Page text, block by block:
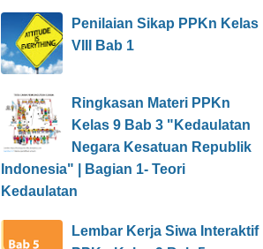
Penilaian Sikap PPKn Kelas
VIII Bab 1
Ringkasan Materi PPKn
Kelas 9 Bab 3 "Kedaulatan
Negara Kesatuan Republik
Indonesia" | Bagian 1- Teori
Kedaulatan
Lembar Kerja Siwa Interaktif